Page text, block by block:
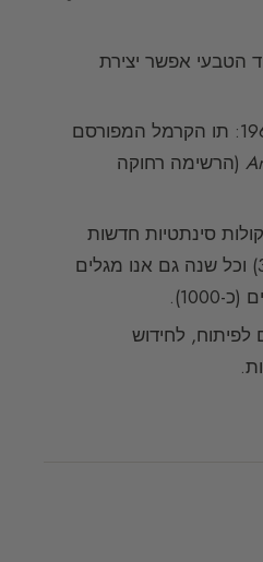
הטבעי אפשר יצירת
האתיל מלטול נוצר ב-1969: תו הקרמל המפורסם
(הרשימה רחוקה
סינתטיות חדשות
(ישנן כיום כ-3000/4000) וכל שנה גם אנו מגלים
לפיתוח, לחידוש